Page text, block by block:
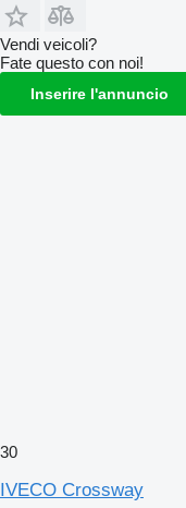
Vendi veicoli?
Fate questo con noi!
Inserire l'annuncio
30
IVECO Crossway